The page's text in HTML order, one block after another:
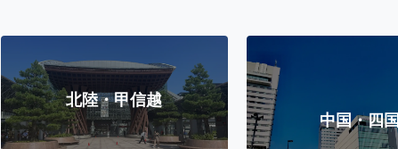
北陸・甲信越
中国・四国